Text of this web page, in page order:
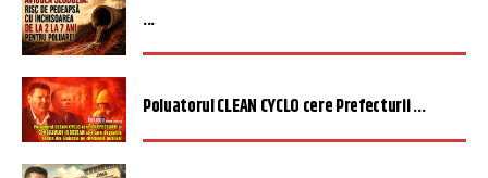
...
Poluatorul CLEAN CYCLO cere Prefecturii ...